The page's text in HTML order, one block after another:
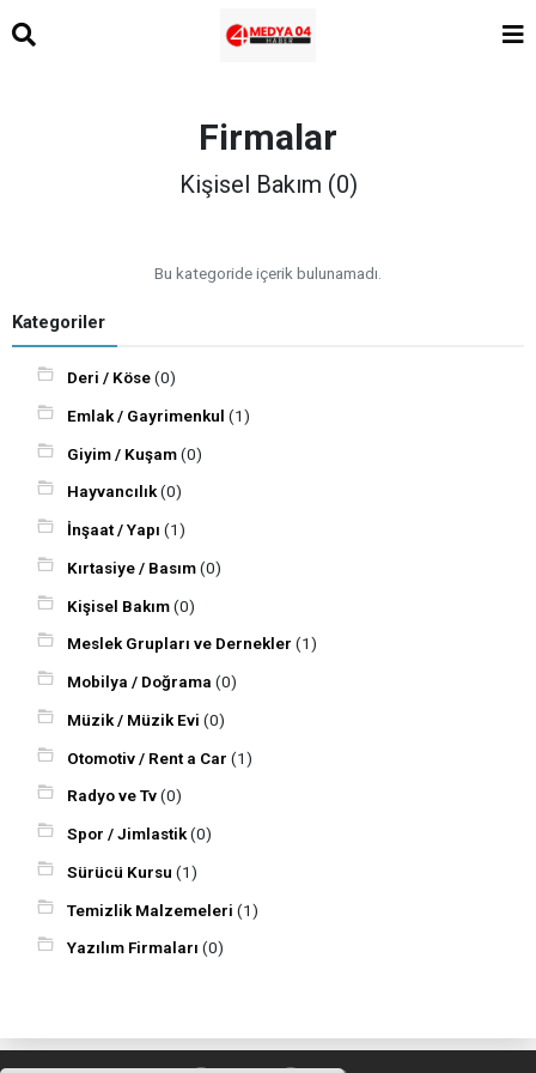
Firmalar
Kişisel Bakım (0)
Bu kategoride içerik bulunamadı.
Kategoriler
Deri / Köse(0)
Emlak / Gayrimenkul(1)
Giyim / Kuşam(0)
Hayvancılık(0)
İnşaat / Yapı(1)
Kırtasiye / Basım(0)
Kişisel Bakım(0)
Meslek Grupları ve Dernekler(1)
Mobilya / Doğrama(0)
Müzik / Müzik Evi(0)
Otomotiv / Rent a Car(1)
Radyo ve Tv(0)
Spor / Jimlastik(0)
Sürücü Kursu(1)
Temizlik Malzemeleri(1)
Yazılım Firmaları(0)